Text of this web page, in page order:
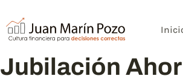
Jubilación